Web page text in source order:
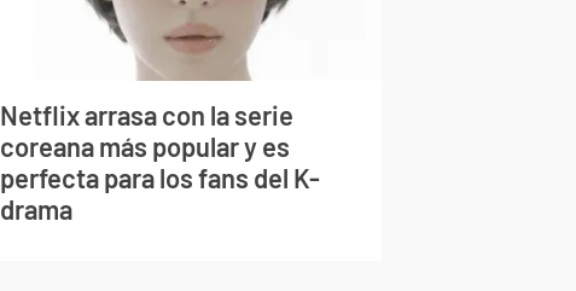
Netflix arrasa con la serie
coreana más popular y es
perfecta para los fans del K-
drama